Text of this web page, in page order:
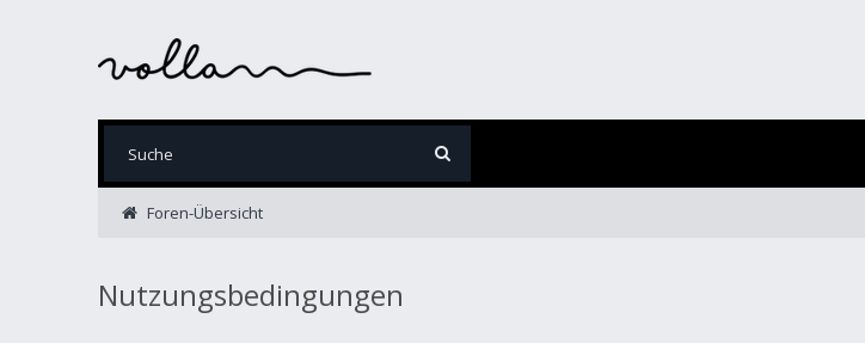
Foren-Übersicht
Nutzungsbedingungen